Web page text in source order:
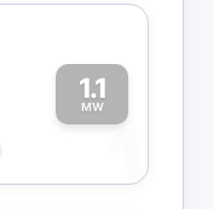
1.1
MW
1